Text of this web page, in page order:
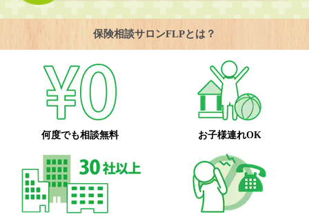
保険相談サロンFLPとは？
何度でも相談無料 お子様連れOK